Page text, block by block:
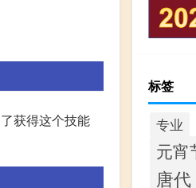
获得这个技能
标签
专业
元宵
唐代